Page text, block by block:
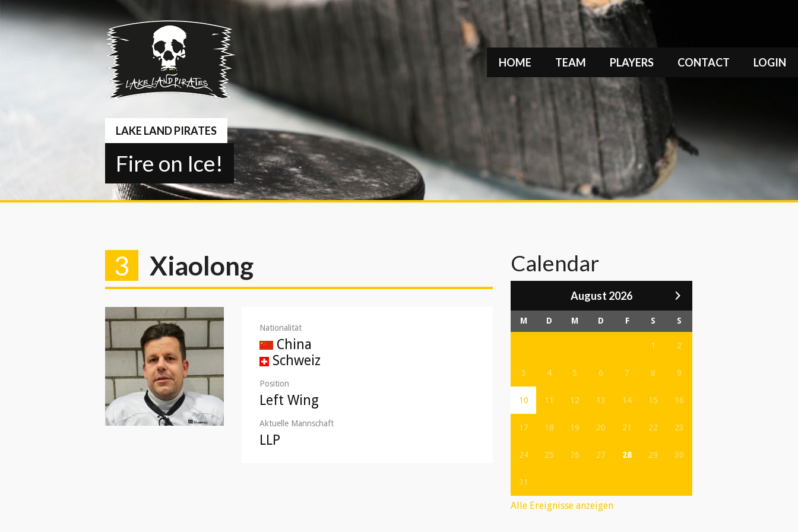
Springe
zum
Inhalt
HOME TEAM PLAYERS CONTACT LOGIN
LAKE LAND PIRATES
Fire on Ice!
3 Xiaolong
Nationalität
China
Schweiz
Position
Left Wing
Aktuelle Mannschaft
LLP
Calendar
August 2026
M D M D F S S
1 2
3 4 5 6 7 8 9
10 11 12 13 14 15 16
17 18 19 20 21 22 23
24 25 26 27 28 29 30
31
Alle Ereignisse anzeigen